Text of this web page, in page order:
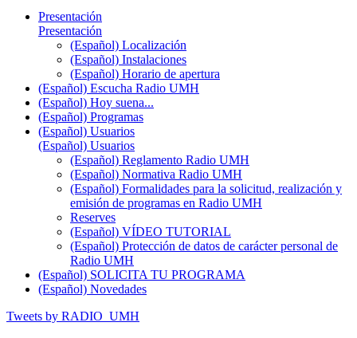
Presentación
Presentación
(Español) Localización
(Español) Instalaciones
(Español) Horario de apertura
(Español) Escucha Radio UMH
(Español) Hoy suena...
(Español) Programas
(Español) Usuarios
(Español) Usuarios
(Español) Reglamento Radio UMH
(Español) Normativa Radio UMH
(Español) Formalidades para la solicitud, realización y
emisión de programas en Radio UMH
Reserves
(Español) VÍDEO TUTORIAL
(Español) Protección de datos de carácter personal de
Radio UMH
(Español) SOLICITA TU PROGRAMA
(Español) Novedades
Tweets by RADIO_UMH